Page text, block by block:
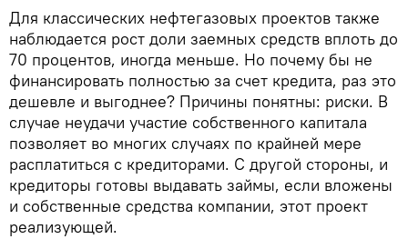
Для классических нефтегазовых проектов также
наблюдается рост доли заемных средств вплоть до
70 процентов, иногда меньше. Но почему бы не
финансировать полностью за счет кредита, раз это
дешевле и выгоднее? Причины понятны: риски. В
случае неудачи участие собственного капитала
позволяет во многих случаях по крайней мере
расплатиться с кредиторами. С другой стороны, и
кредиторы готовы выдавать займы, если вложены
и собственные средства компании, этот проект
реализующей.